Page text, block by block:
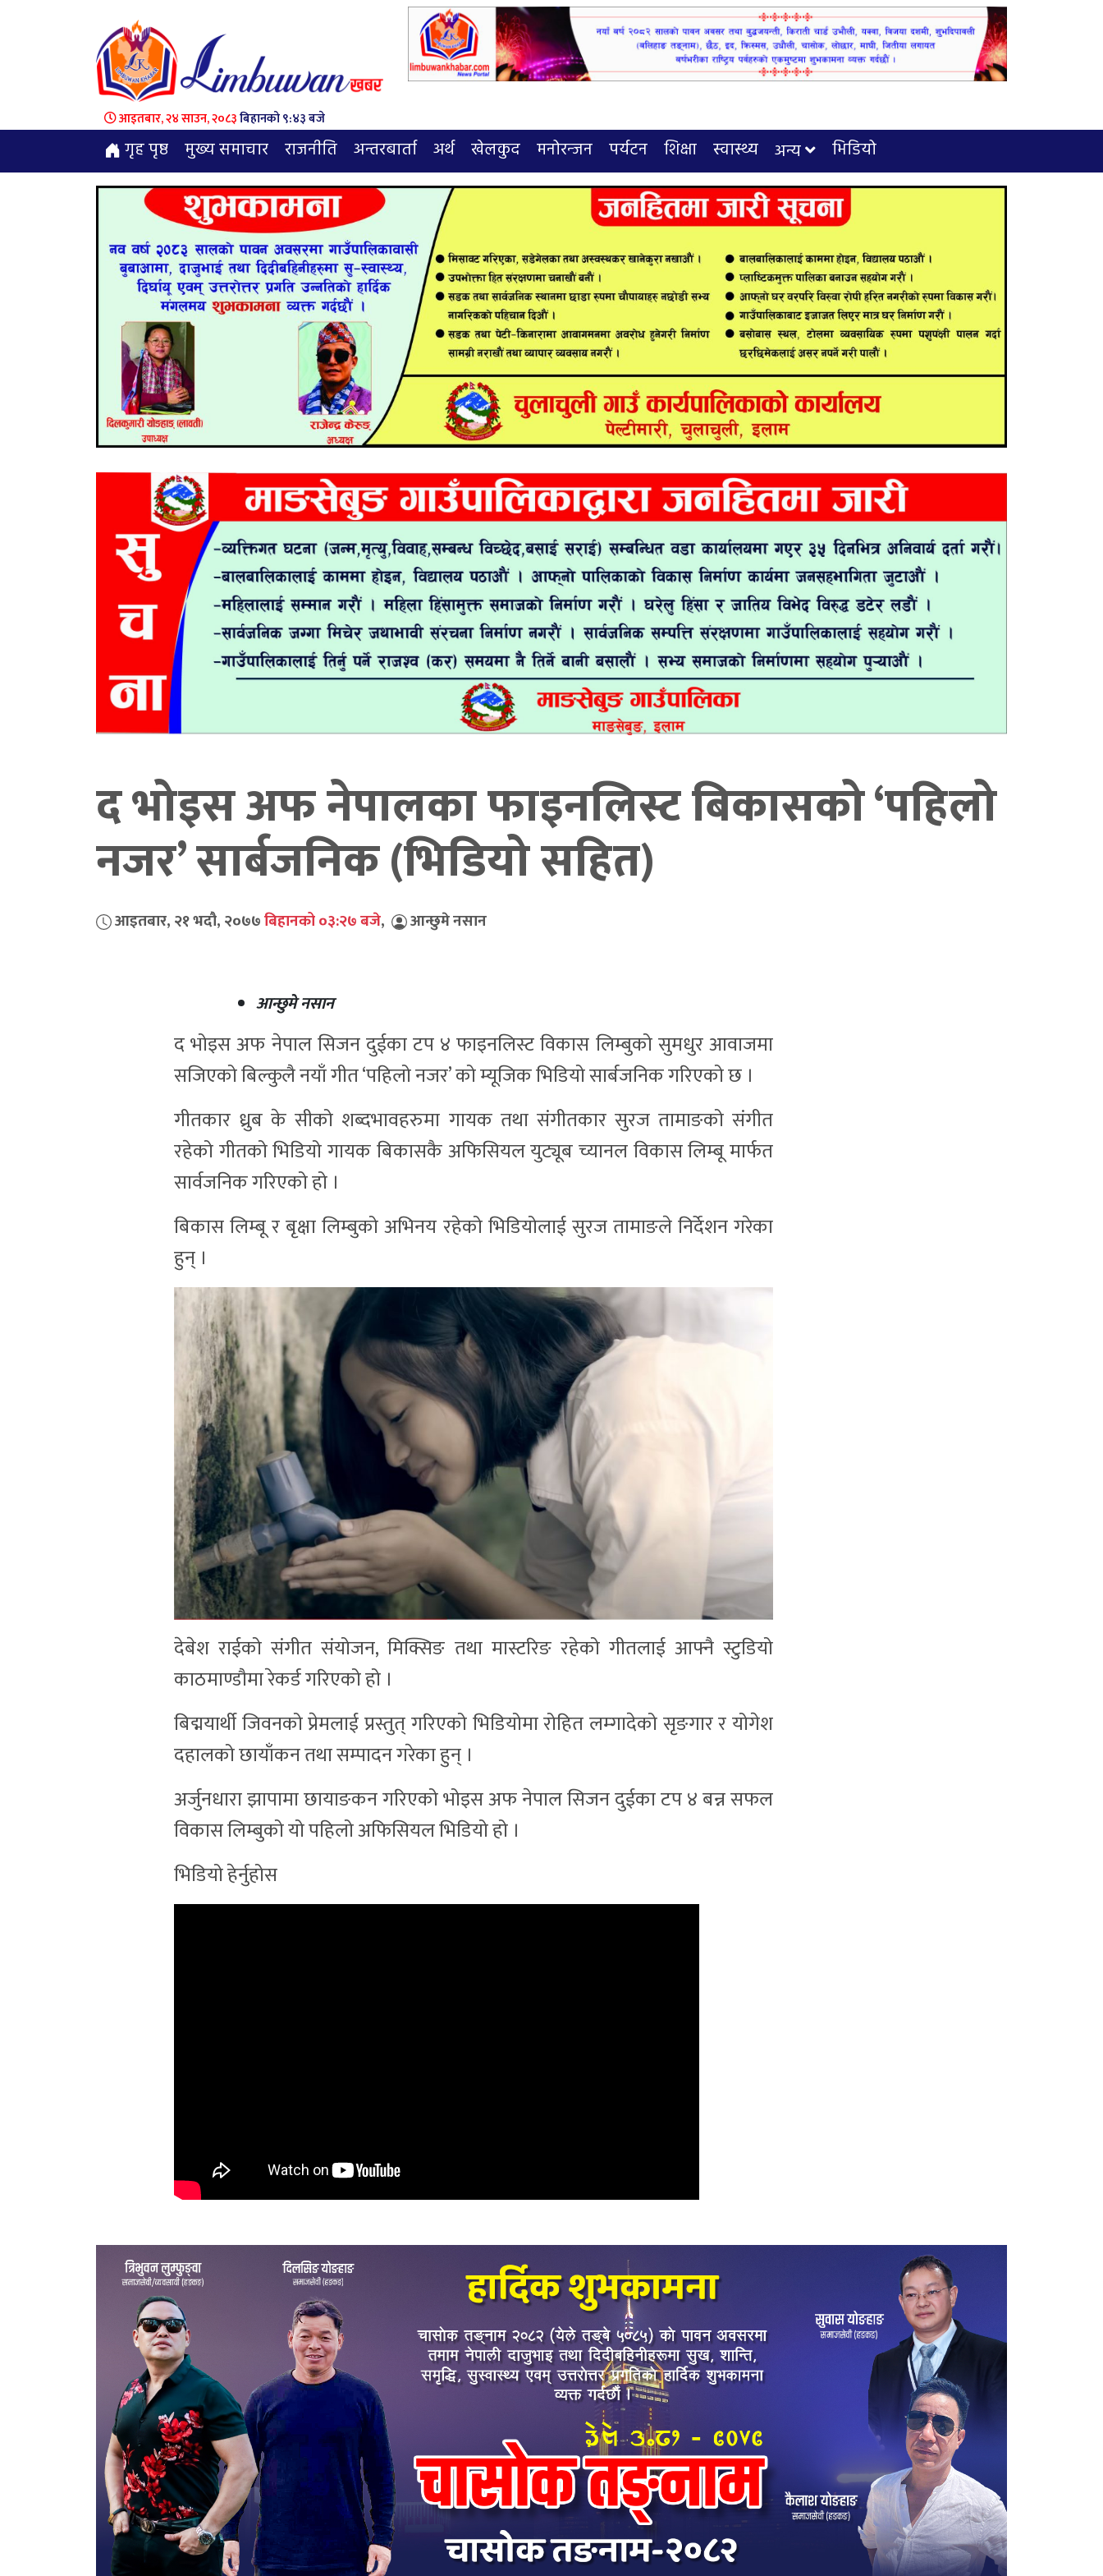
आइतबार, २४ साउन, २०८३बिहानको ९:४३ बजे
गृह पृष्ठ मुख्य समाचार राजनीति अन्तरबार्ता अर्थ खेलकुद मनोरन्जन पर्यटन शिक्षा स्वास्थ्य अन्य भिडियो
द भोइस अफ नेपालका फाइनलिस्ट बिकासको ‘पहिलो
नजर’ सार्बजनिक (भिडियो सहित)
आइतबार, २१ भदौ, २०७७बिहानको ०३:२७ बजे, आन्छुमे नसान
आन्छुमे नसान
द भोइस अफ नेपाल सिजन दुईका टप ४ फाइनलिस्ट विकास लिम्बुको सुमधुर आवाजमा
सजिएको बिल्कुलै नयाँ गीत ‘पहिलो नजर’ को म्यूजिक भिडियो सार्बजनिक गरिएको छ ।
गीतकार ध्रुब के सीको शब्दभावहरुमा गायक तथा संगीतकार सुरज तामाङको संगीत
रहेको गीतको भिडियो गायक बिकासकै अफिसियल युट्यूब च्यानल विकास लिम्बू मार्फत
सार्वजनिक गरिएको हो ।
बिकास लिम्बू र बृक्षा लिम्बुको अभिनय रहेको भिडियोलाई सुरज तामाङले निर्देशन गरेका
हुन् ।
देबेश राईको संगीत संयोजन, मिक्सिङ तथा मास्टरिङ रहेको गीतलाई आफ्नै स्टुडियो
काठमाण्डौमा रेकर्ड गरिएको हो ।
बिद्मयार्थी जिवनको प्रेमलाई प्रस्तुत् गरिएको भिडियोमा रोहित लम्गादेको सृङगार र योगेश
दहालको छायाँकन तथा सम्पादन गरेका हुन् ।
अर्जुनधारा झापामा छायाङकन गरिएको भोइस अफ नेपाल सिजन दुईका टप ४ बन्न सफल
विकास लिम्बुको यो पहिलो अफिसियल भिडियो हो ।
भिडियो हेर्नुहोस